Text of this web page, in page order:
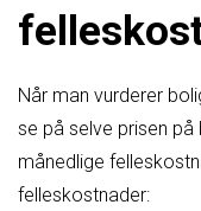
Når man vurderer
se på selve prisen på
månedlige
felleskostnader: